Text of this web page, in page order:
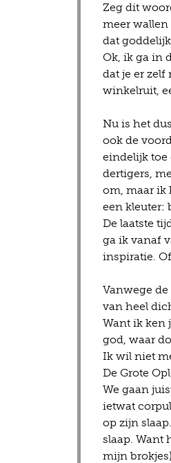
Zeg dit
meer
dat
Ok, ik ga in
dat je er
winkelruit,
Nu is het
ook de
eindelijk toe
dertigers,
om, maar ik
een kleuter:
De laatste
ga ik vanaf
inspiratie.
Vanwege
van heel
Want ik ken
god, waar
Ik wil niet
De Grote
We gaan
ietwat
op zijn
slaap. Want
mijn